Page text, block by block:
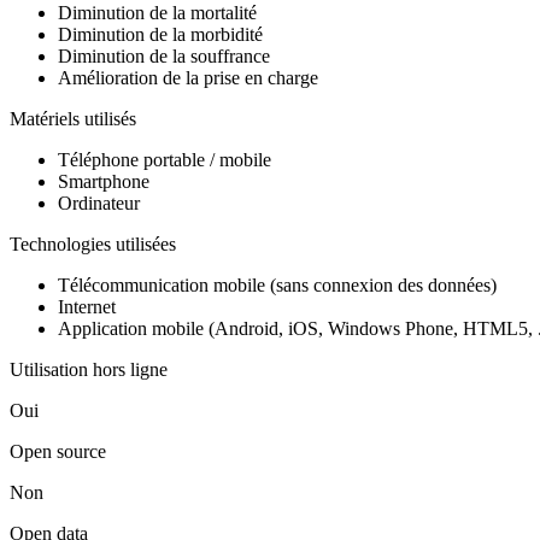
Diminution de la mortalité
Diminution de la morbidité
Diminution de la souffrance
Amélioration de la prise en charge
Matériels utilisés
Téléphone portable / mobile
Smartphone
Ordinateur
Technologies utilisées
Télécommunication mobile (sans connexion des données)
Internet
Application mobile (Android, iOS, Windows Phone, HTML5,
Utilisation hors ligne
Oui
Open source
Non
Open data